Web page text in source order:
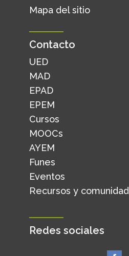
Mapa del sitio
Contacto
UED
MAD
EPAD
EPEM
Cursos
MOOCs
AYEM
Funes
Eventos
Recursos y comunidad
Redes sociales